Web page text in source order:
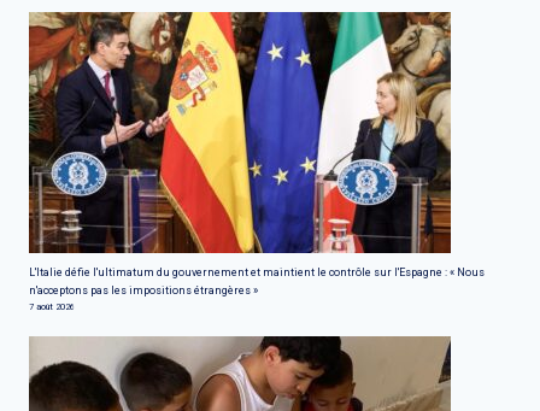
L'Italie défie l'ultimatum du gouvernement et maintient le contrôle sur l'Espagne : « Nous
n'acceptons pas les impositions étrangères »
7 août 2026